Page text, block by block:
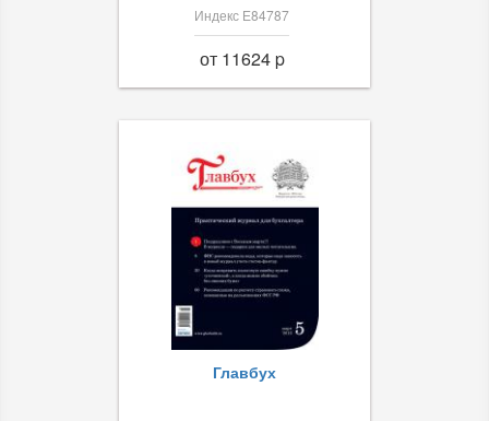
Индекс Е84787
от 11624 p
Главбух